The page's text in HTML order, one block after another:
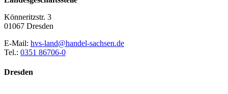
Könneritzstr. 3
01067 Dresden
E-Mail: hvs-land@handel-sachsen.de
Tel.: 0351 86706-0
Dresden